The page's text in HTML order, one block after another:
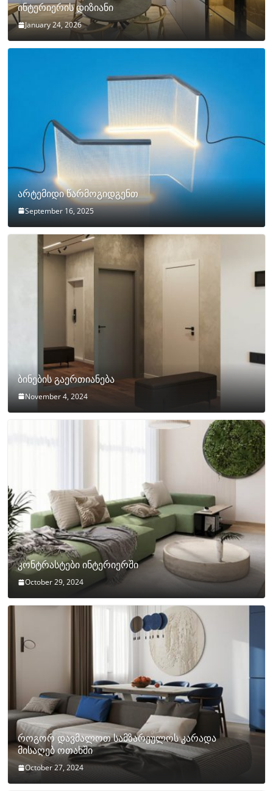
ინტერიერის დიზიანი
January 24, 2026
არტემიდი წარმოგიდგენთ
September 16, 2025
ბინების გაერთიანება
November 4, 2024
კონტრასტები ინტერიერში
October 29, 2024
როგორ დავმალოთ სამზარეულოს კარადა
მისაღებ ოთახში
October 27, 2024